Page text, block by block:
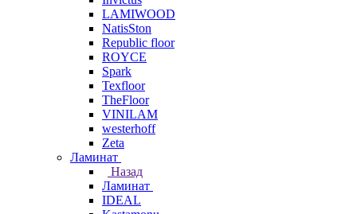
LAMIWOOD
NatisSton
Republic floor
ROYCE
Spark
Texfloor
TheFloor
VINILAM
westerhoff
Zeta
Ламинат
Назад
Ламинат
IDEAL